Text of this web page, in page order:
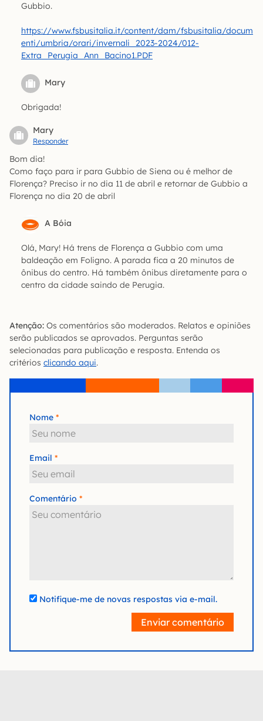
Gubbio.
https://www.fsbusitalia.it/content/dam/fsbusitalia/docum
enti/umbria/orari/invernali_2023-2024/012-
Extra_Perugia_Ann_Bacino1.PDF
Mary
Obrigada!
Mary
Responder
Bom dia!
Como faço para ir para Gubbio de Siena ou é melhor de
Florença? Preciso ir no dia 11 de abril e retornar de Gubbio a
Florença no dia 20 de abril
A Bóia
Olá, Mary! Há trens de Florença a Gubbio com uma
baldeação em Foligno. A parada fica a 20 minutos de
ônibus do centro. Há também ônibus diretamente para o
centro da cidade saindo de Perugia.
Atenção: Os comentários são moderados. Relatos e opiniões
serão publicados se aprovados. Perguntas serão
selecionadas para publicação e resposta. Entenda os
critérios clicando aqui.
Nome
Email
Comentário
Notifique-me de novas respostas via e-mail.
Enviar comentário